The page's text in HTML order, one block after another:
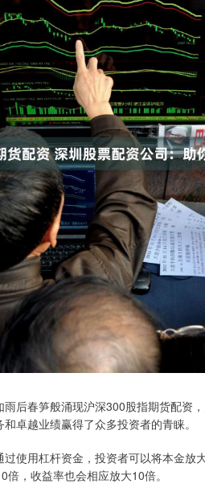
后春笋般涌现沪深300股指期货配资
卓越业绩赢得了众多投资者的青睐。
使用杠杆资金，投资者可以将本金放
，收益率也会相应放大10倍。